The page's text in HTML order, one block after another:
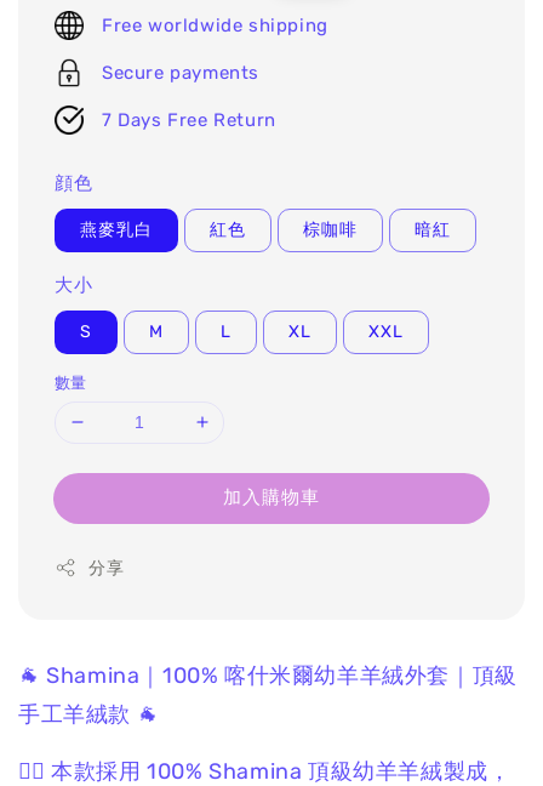
Free worldwide shipping
Secure payments
7 Days Free Return
顔色
燕麥乳白 紅色 棕咖啡 暗紅
大小
S M L XL XXL
數量
加入購物車
分享
🐐 Shamina｜100% 喀什米爾幼羊羊絨外套｜頂級
手工羊絨款 🐐
❤️‍🔥 本款採用 100% Shamina 頂級幼羊羊絨製成，